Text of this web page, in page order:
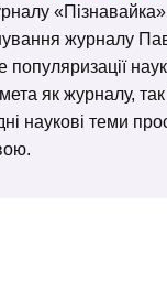
журналу
як журналу, так
наукові теми